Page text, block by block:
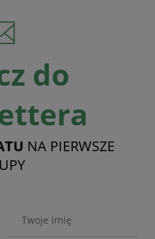
do
NA PIERWSZE